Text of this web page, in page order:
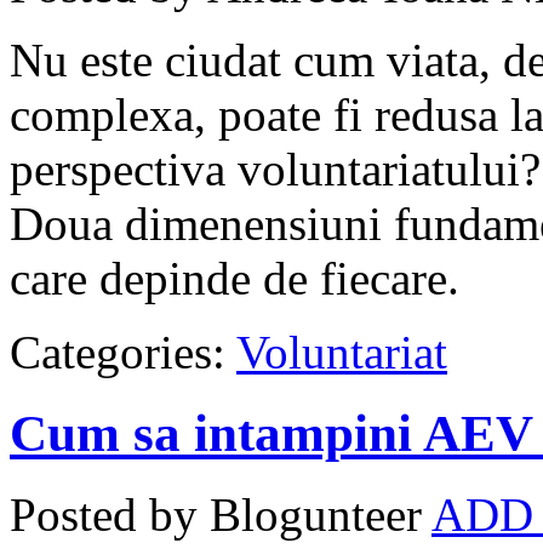
Nu este ciudat cum viata,
complexa, poate fi redusa
perspectiva
Doua dimenensiuni
care depinde de fiecare.
Categories: Voluntariat
Cum sa intampini AEV
Posted by Blogunteer ADD